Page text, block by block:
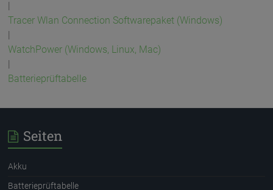
|
Tracer Wlan Connection Softwarepaket (Windows)
|
WatchPower (Windows, Linux, Mac)
|
Batterieprüftabelle
Seiten
Akku
Batterieprüftabelle